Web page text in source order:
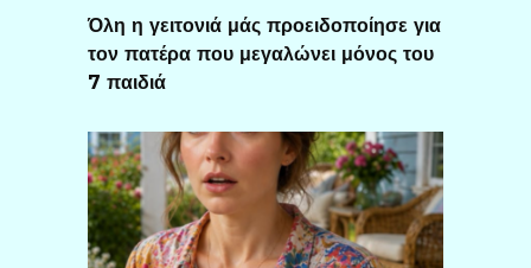
Όλη η γειτονιά μάς προειδοποίησε για
τον πατέρα που μεγαλώνει μόνος του
7 παιδιά